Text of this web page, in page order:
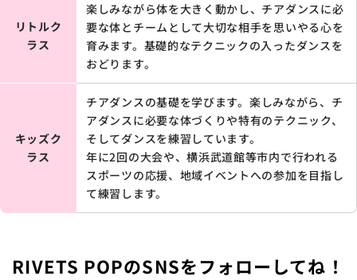
リトルク
ラス
楽しみながら体を大きく動かし、チアダンスに必
要な体とチームとして大切な相手を思いやる心を
育みます。基礎的なテクニックの入ったダンスを
おどります。
キッズク
ラス
チアダンスの基礎を学びます。 楽しみながら、チ
アダンスに必要な体づくりや特有のテクニック、
そしてダンスを練習しています。
年に2回の大会や、横浜武道館等市内で行われる
スポーツの応援、地域イベントへの参加を目指し
て練習します。
RIVETS POPのSNSをフォローしてね！